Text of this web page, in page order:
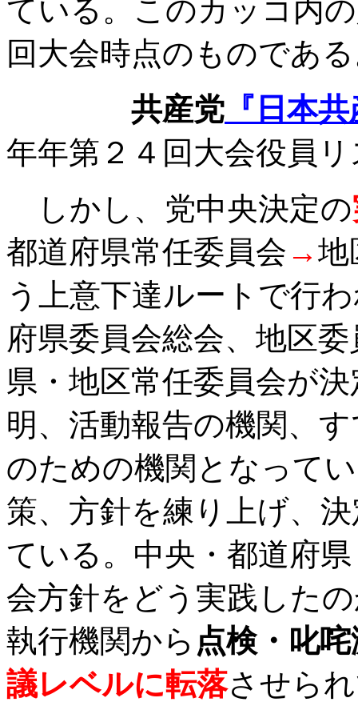
ている。このカッコ内
回大会時点のものであ
共産党 『日本
年年第２４回大会役員
しかし、党中央決定の
都道府県常任委員会 →地
う上意下達ルートで行
府県委員会総会、地区
県・地区常任委員会が
明、活動報告の機関、
のための機関となって
策、方針を練り上げ、
ている。中央・都道府
会方針をどう実践した
執行機関から 点検・叱
議レベルに転落させら